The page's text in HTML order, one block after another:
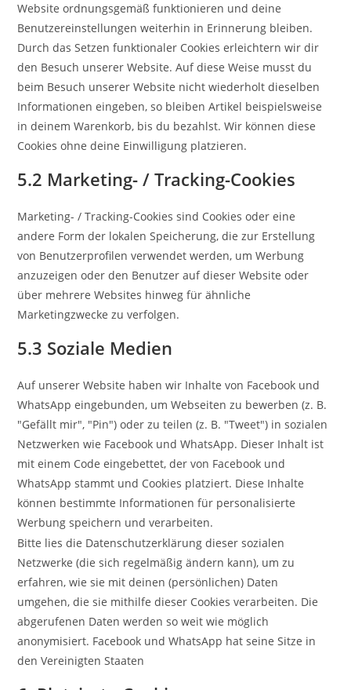
Website ordnungsgemäß funktionieren und deine
Benutzereinstellungen weiterhin in Erinnerung bleiben.
Durch das Setzen funktionaler Cookies erleichtern wir dir
den Besuch unserer Website. Auf diese Weise musst du
beim Besuch unserer Website nicht wiederholt dieselben
Informationen eingeben, so bleiben Artikel beispielsweise
in deinem Warenkorb, bis du bezahlst. Wir können diese
Cookies ohne deine Einwilligung platzieren.
5.2 Marketing- / Tracking-Cookies
Marketing- / Tracking-Cookies sind Cookies oder eine
andere Form der lokalen Speicherung, die zur Erstellung
von Benutzerprofilen verwendet werden, um Werbung
anzuzeigen oder den Benutzer auf dieser Website oder
über mehrere Websites hinweg für ähnliche
Marketingzwecke zu verfolgen.
5.3 Soziale Medien
Auf unserer Website haben wir Inhalte von Facebook und
WhatsApp eingebunden, um Webseiten zu bewerben (z. B.
"Gefällt mir", "Pin") oder zu teilen (z. B. "Tweet") in sozialen
Netzwerken wie Facebook und WhatsApp. Dieser Inhalt ist
mit einem Code eingebettet, der von Facebook und
WhatsApp stammt und Cookies platziert. Diese Inhalte
können bestimmte Informationen für personalisierte
Werbung speichern und verarbeiten.
Bitte lies die Datenschutzerklärung dieser sozialen
Netzwerke (die sich regelmäßig ändern kann), um zu
erfahren, wie sie mit deinen (persönlichen) Daten
umgehen, die sie mithilfe dieser Cookies verarbeiten. Die
abgerufenen Daten werden so weit wie möglich
anonymisiert. Facebook und WhatsApp hat seine Sitze in
den Vereinigten Staaten